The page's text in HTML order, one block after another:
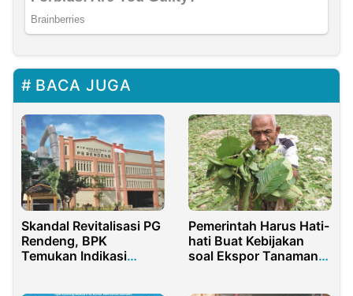
BACA JUGA
Skandal Revitalisasi PG
Rendeng, BPK
Temukan Indikasi
Pemerintah Harus Hati-
hati Buat Kebijakan
soal Ekspor Tanaman